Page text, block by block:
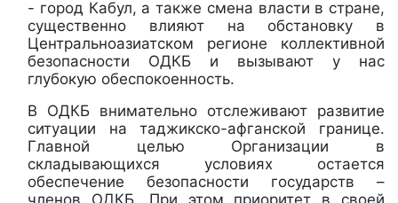
- город Кабул, а также смена власти в стране,
существенно влияют на обстановку в
Центральноазиатском регионе коллективной
безопасности ОДКБ и вызывают у нас
глубокую обеспокоенность.
В ОДКБ внимательно отслеживают развитие
ситуации на таджикско-афганской границе.
Главной целью Организации в
складывающихся условиях остается
обеспечение безопасности государств –
членов ОДКБ. При этом приоритет в своей